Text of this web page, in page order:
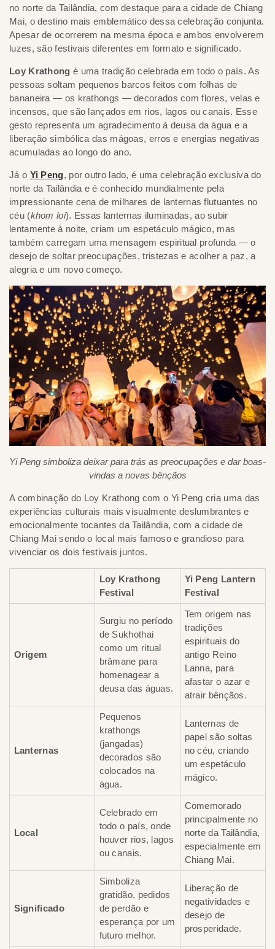
no norte da Tailândia, com destaque para a cidade de Chiang
Mai, o destino mais emblemático dessa celebração conjunta.
Apesar de ocorrerem na mesma época e ambos envolverem
luzes, são festivais diferentes em formato e significado.
Loy Krathong é uma tradição celebrada em todo o país. As
pessoas soltam pequenos barcos feitos com folhas de
bananeira — os krathongs — decorados com flores, velas e
incensos, que são lançados em rios, lagos ou canais. Esse
gesto representa um agradecimento à deusa da água e a
liberação simbólica das mágoas, erros e energias negativas
acumuladas ao longo do ano.
Já o Yi Peng, por outro lado, é uma celebração exclusiva do
norte da Tailândia e é conhecido mundialmente pela
impressionante cena de milhares de lanternas flutuantes no
céu (khom loi). Essas lanternas iluminadas, ao subir
lentamente à noite, criam um espetáculo mágico, mas
também carregam uma mensagem espiritual profunda — o
desejo de soltar preocupações, tristezas e acolher a paz, a
alegria e um novo começo.
Yi Peng simboliza deixar para trás as preocupações e dar boas-
vindas a novas bênçãos
A combinação do Loy Krathong com o Yi Peng cria uma das
experiências culturais mais visualmente deslumbrantes e
emocionalmente tocantes da Tailândia, com a cidade de
Chiang Mai sendo o local mais famoso e grandioso para
vivenciar os dois festivais juntos.
Loy Krathong
Festival
Yi Peng Lantern
Festival
Origem
Surgiu no período
de Sukhothai
como um ritual
brâmane para
homenagear a
deusa das águas.
Tem origem nas
tradições
espirituais do
antigo Reino
Lanna, para
afastar o azar e
atrair bênçãos.
Lanternas
Pequenos
krathongs
(jangadas)
decorados são
colocados na
água.
Lanternas de
papel são soltas
no céu, criando
um espetáculo
mágico.
Local
Celebrado em
todo o país, onde
houver rios, lagos
ou canais.
Comemorado
principalmente no
norte da Tailândia,
especialmente em
Chiang Mai.
Significado
Simboliza
gratidão, pedidos
de perdão e
esperança por um
futuro melhor.
Liberação de
negatividades e
desejo de
prosperidade.